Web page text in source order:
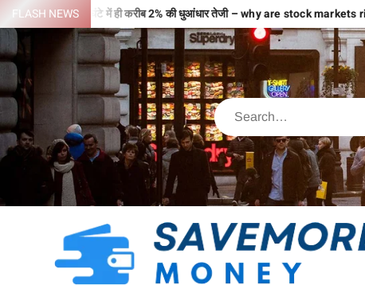
FLASH NEWS
से भरी उड़ान…2 घंटे में ही करीब 2% की धुआंधार तेजी – why are stock